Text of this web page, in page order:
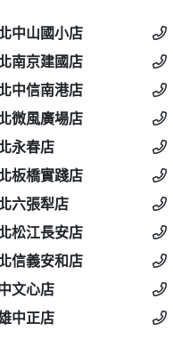
中山國小店
南京建國店
中信南港店
微風廣場店
永春店
板橋實踐店
六張犁店
松江長安店
信義安和店
文心店
中正店